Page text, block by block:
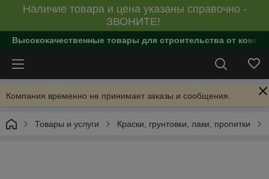
Наличие товара и цена указаны справочно -
ЗВОНИТЕ!
Высококачественные товары для строительства от
Компания временно не принимает заказы и сообщения.
Товары и услуги Краски, грунтовки, лаки, пропитки